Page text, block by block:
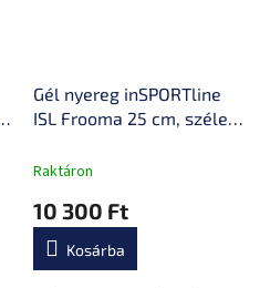
Gél nyereg inSPORTline
ISL Frooma 25 cm, széles
érzékeny területeken
Raktáron
10 300 Ft
Kosárba